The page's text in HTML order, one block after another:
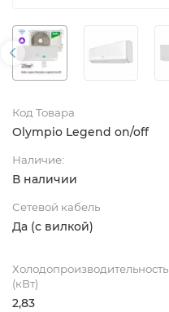
Код Товара
Olympio Legend on/off
Наличие:
В наличии
Сетевой кабель
Да (с вилкой)
Холодопроизводительность
(кВт)
2,83